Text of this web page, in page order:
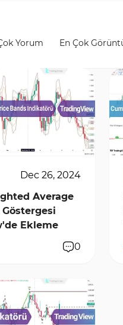
gecikmeli
MACD
kararlar almasını sağlar.
Yorum En Çok
Dec 26, 2024
Average
Göstergesi
Ekleme
0